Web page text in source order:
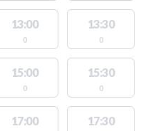
13:00
0
13:30
0
15:00
0
15:30
0
17:00 17:30